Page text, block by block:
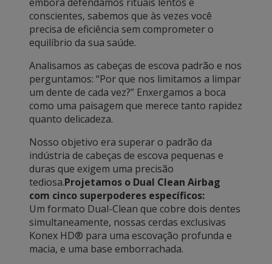
conscientes, sabemos que às vezes você
precisa de eficiência sem comprometer o
equilíbrio da sua saúde.
Analisamos as cabeças de escova padrão e nos
perguntamos: “Por que nos limitamos a limpar
um dente de cada vez?” Enxergamos a boca
como uma paisagem que merece tanto rapidez
quanto delicadeza.
Nosso objetivo era superar o padrão da
indústria de cabeças de escova pequenas e
duras que exigem uma precisão
tediosa.Projetamos o Dual Clean Airbag
com cinco superpoderes específicos:
Um formato Dual-Clean que cobre dois dentes
simultaneamente, nossas cerdas exclusivas
Konex HD® para uma escovação profunda e
macia, e uma base emborrachada.